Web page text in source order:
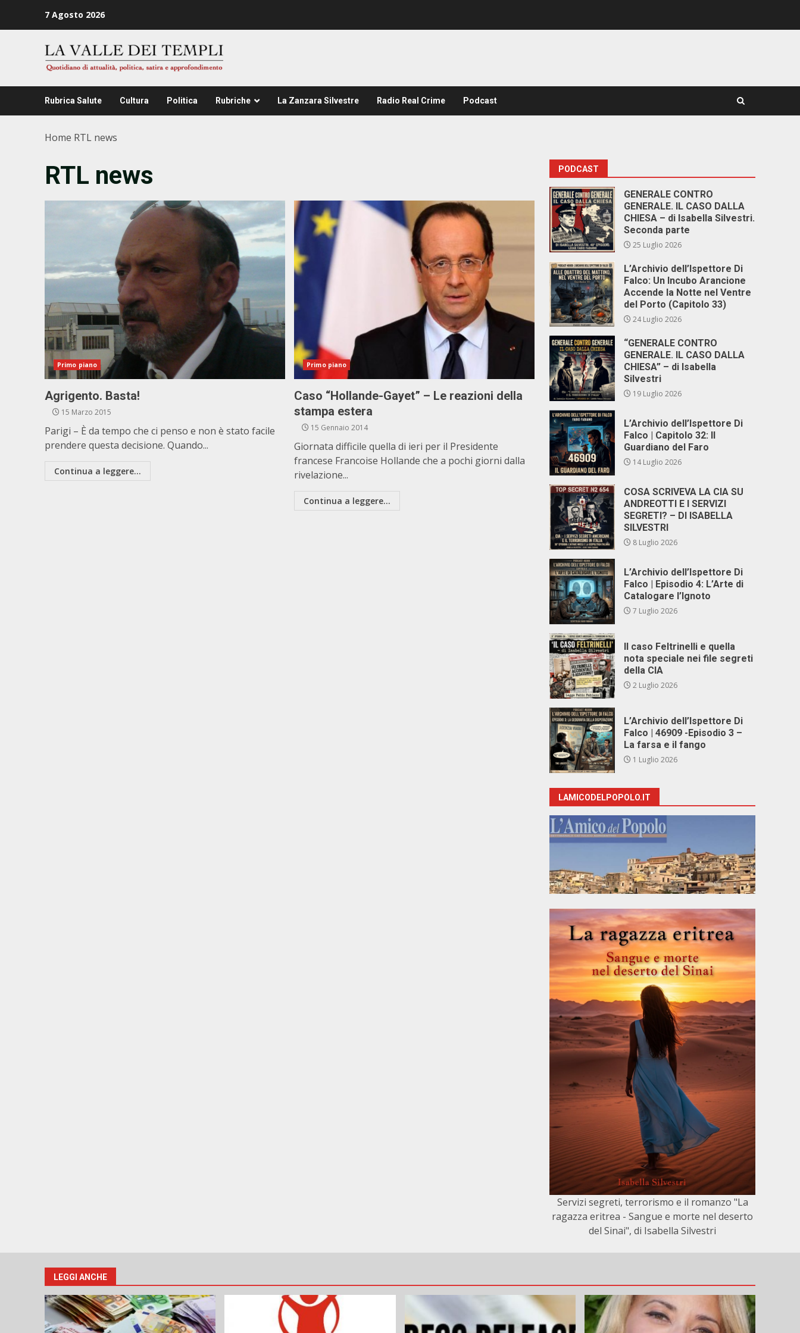
7 Agosto 2026
Rubrica Salute Cultura Politica Rubriche La Zanzara Silvestre Radio Real Crime Podcast
Home RTL news
RTL news
Primo piano
Agrigento. Basta!
15 Marzo 2015
Parigi – È da tempo che ci penso e non è stato facile
prendere questa decisione. Quando...
Continua a leggere...
Primo piano
Caso “Hollande-Gayet” – Le reazioni della
stampa estera
15 Gennaio 2014
Giornata difficile quella di ieri per il Presidente
francese Francoise Hollande che a pochi giorni dalla
rivelazione...
Continua a leggere...
PODCAST
GENERALE CONTRO
GENERALE. IL CASO DALLA
CHIESA – di Isabella Silvestri.
Seconda parte
25 Luglio 2026
L’Archivio dell’Ispettore Di
Falco: Un Incubo Arancione
Accende la Notte nel Ventre
del Porto (Capitolo 33)
24 Luglio 2026
“GENERALE CONTRO
GENERALE. IL CASO DALLA
CHIESA” – di Isabella
Silvestri
19 Luglio 2026
L’Archivio dell’Ispettore Di
Falco | Capitolo 32: Il
Guardiano del Faro
14 Luglio 2026
COSA SCRIVEVA LA CIA SU
ANDREOTTI E I SERVIZI
SEGRETI? – DI ISABELLA
SILVESTRI
8 Luglio 2026
L’Archivio dell’Ispettore Di
Falco | Episodio 4: L’Arte di
Catalogare l’Ignoto
7 Luglio 2026
Il caso Feltrinelli e quella
nota speciale nei file segreti
della CIA
2 Luglio 2026
L’Archivio dell’Ispettore Di
Falco | 46909 -Episodio 3 –
La farsa e il fango
1 Luglio 2026
LAMICODELPOPOLO.IT
Servizi segreti, terrorismo e il romanzo "La
ragazza eritrea - Sangue e morte nel deserto
del Sinai", di Isabella Silvestri
LEGGI ANCHE